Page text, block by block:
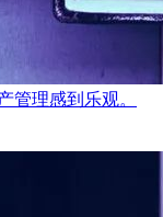
管理感到乐观。